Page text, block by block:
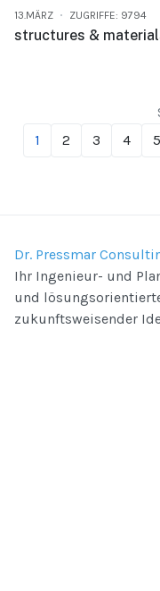
13.MÄRZ ZUGRIFFE: 9794
structures &
1 2 3 4 5
Dr. Pressmar
Ihr Ingenieur- und
und
zukunftsweisender